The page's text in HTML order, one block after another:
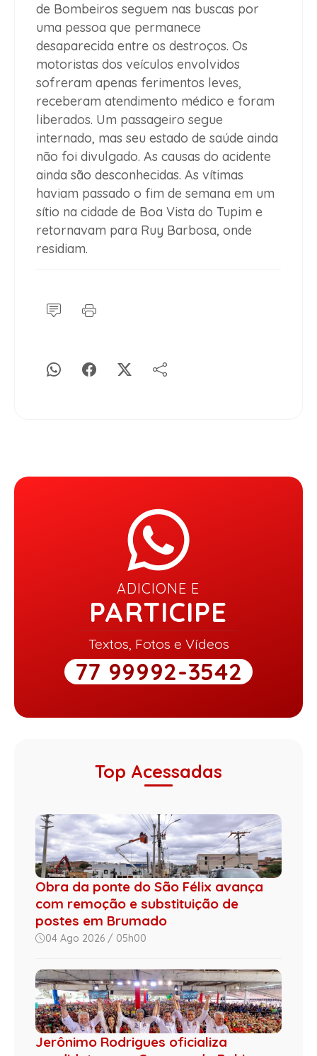
de Bombeiros seguem nas buscas por
uma pessoa que permanece
desaparecida entre os destroços. Os
motoristas dos veículos envolvidos
sofreram apenas ferimentos leves,
receberam atendimento médico e foram
liberados. Um passageiro segue
internado, mas seu estado de saúde ainda
não foi divulgado. As causas do acidente
ainda são desconhecidas. As vítimas
haviam passado o fim de semana em um
sítio na cidade de Boa Vista do Tupim e
retornavam para Ruy Barbosa, onde
residiam.
ADICIONE E
PARTICIPE
Textos, Fotos e Vídeos
77 99992-3542
Top Acessadas
Obra da ponte do São Félix avança
com remoção e substituição de
postes em Brumado
04 Ago 2026 / 05h00
Jerônimo Rodrigues oficializa